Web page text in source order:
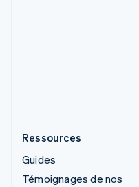
Ressources
Guides
Témoignages de nos